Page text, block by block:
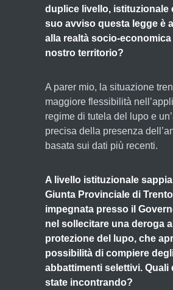
duplice livello, istituzionale
suo avviso questa legge è
alla realtà socio-economica
nostro territorio?
A parer mio, la situazione
maggiore flessibilità
regime di tutela del lupo e
precisa della presenza
basata sui dati più recenti.
A livello istituzionale
Giunta Provinciale di
impegnata presso il
nel sollecitare una deroga
protezione del lupo, che
possibilità di compiere
abbattimenti selettivi. Quali
state incontrando?